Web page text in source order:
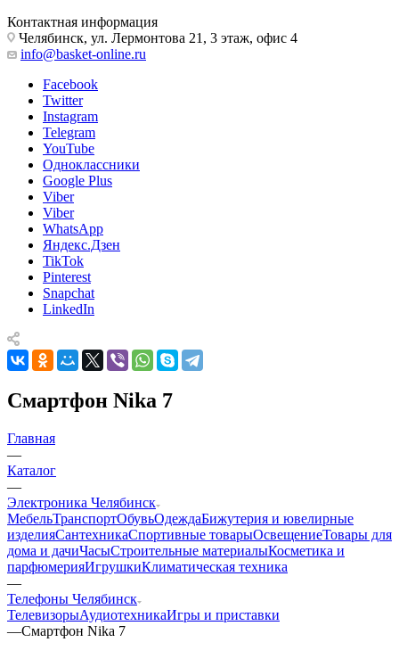
Контактная информация
Челябинск, ул. Лермонтова 21, 3 этаж, офис 4
info@basket-online.ru
Facebook
Twitter
Instagram
Telegram
YouTube
Одноклассники
Google Plus
Viber
Viber
WhatsApp
Яндекс.Дзен
TikTok
Pinterest
Snapchat
LinkedIn
Смартфон Nika 7
Главная
—
Каталог
—
Электроника Челябинск
МебельТранспортОбувьОдеждаБижутерия и ювелирные
изделияСантехникаСпортивные товарыОсвещениеТовары для
дома и дачиЧасыСтроительные материалыКосметика и
парфюмерияИгрушкиКлиматическая техника
—
Телефоны Челябинск
ТелевизорыАудиотехникаИгры и приставки
—Смартфон Nika 7